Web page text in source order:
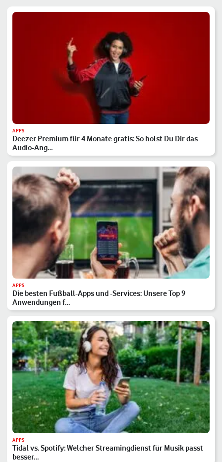
APPS
Deezer Premium für 4 Monate gratis: So holst Du Dir das
Audio-Ang…
APPS
Die besten Fußball-Apps und -Services: Unsere Top 9
Anwendungen f…
APPS
Tidal vs. Spotify: Welcher Streamingdienst für Musik passt
besser…